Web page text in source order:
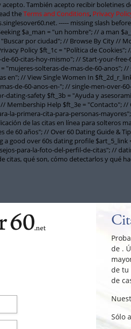
acepto. También acepto recibir boletines
theTerms and Conditions, Privacy
----- missing slash
$a_man = "un hombre"; // a man
por ciudad"; // Browse By City
Policy $ft_1c = "Política de
60-citas-hoy-mismo"; // Start-your-
solteras-de-mas-de-60-
en"; // View Single Women In
de-60-anos-en-"; // single-men-
safety $ft_3b = "Ayuda y
Membership Help $ft_3e =
la-primera-cita-para-personas-
de las citas en línea para solteros
60 años"; // Over 60 Dating Guide &
good over 60s dating profile
para-la-foto-del-perfil-de-citas"; //
citas, qué son, cómo detectarlos y
de .
de tu
de
Sólo